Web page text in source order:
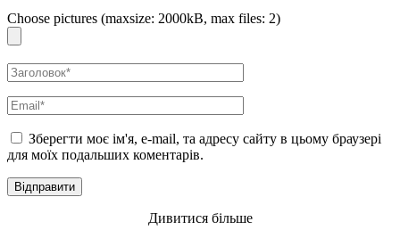
Choose pictures (maxsize: 2000kB, max files: 2)
Зберегти моє ім'я, e-mail, та адресу сайту в цьому браузері
для моїх подальших коментарів.
Дивитися більше